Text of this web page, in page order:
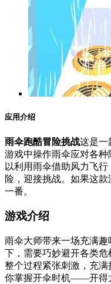
应用介绍
雨伞跑酷冒险挑战这是一
游戏中操作雨伞应对各
以利用雨伞借助风力飞
险，迎接挑战。如果这
一番。
游戏介绍
雨伞大师带来一场充满
下，需要巧妙避开各类危
整个过程紧张刺激，充
你掌握开伞时机——开得